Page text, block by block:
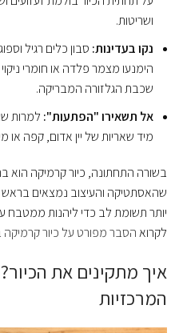
ושריטות.
נקו בעדינות: סבון כלים רגיל
הימנעו מצמר פלדה או חומרי
שכבת הגלזורה המבריקה.
אל תשאירו "הפתעות": למרות
מיד שאריות של יין אדום, קפה או
בשורה התחתונה, כיור קרמיקה הוא
שהאסתטיקה והעיצוב נמצאים בראש
יותר תשומת לב כדי ליהנות ממטבח
לקרואהסבר מפורט על כיור קרמיקה
המרכזיות